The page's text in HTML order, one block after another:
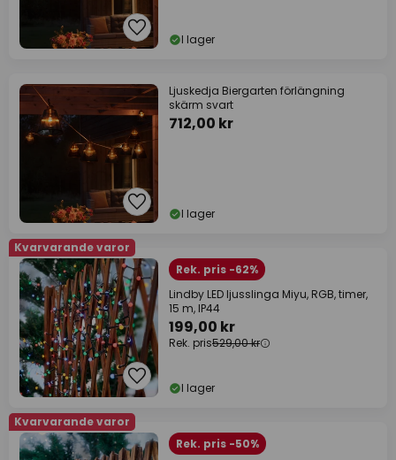
I lager
Ljuskedja Biergarten förlängning
skärm svart
712,00 kr
I lager
Kvarvarande varor
Rek. pris -62%
Lindby LED ljusslinga Miyu, RGB, timer,
15 m, IP44
199,00 kr
Rek. pris529,00 kr
I lager
Kvarvarande varor
Rek. pris -50%